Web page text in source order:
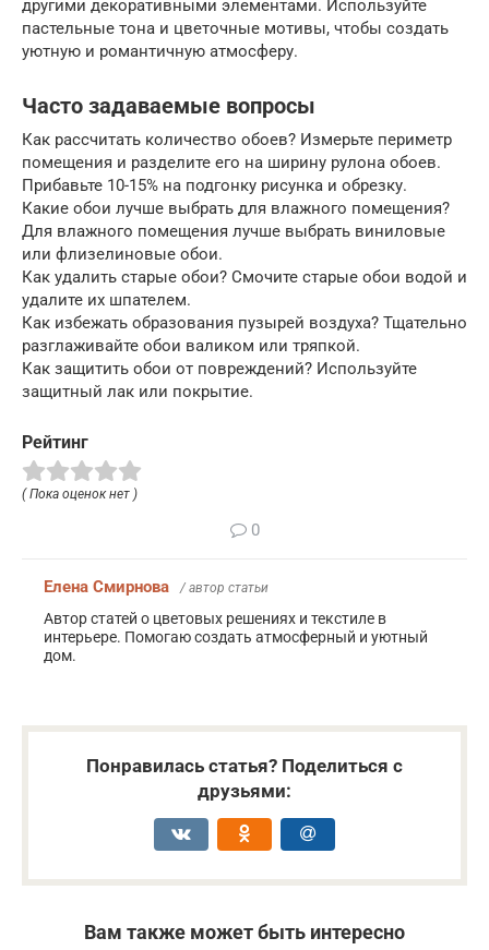
другими декоративными элементами. Используйте
пастельные тона и цветочные мотивы, чтобы создать
уютную и романтичную атмосферу.
Часто задаваемые вопросы
Как рассчитать количество обоев? Измерьте периметр
помещения и разделите его на ширину рулона обоев.
Прибавьте 10-15% на подгонку рисунка и обрезку.
Какие обои лучше выбрать для влажного помещения?
Для влажного помещения лучше выбрать виниловые
или флизелиновые обои.
Как удалить старые обои? Смочите старые обои водой и
удалите их шпателем.
Как избежать образования пузырей воздуха? Тщательно
разглаживайте обои валиком или тряпкой.
Как защитить обои от повреждений? Используйте
защитный лак или покрытие.
Рейтинг
( Пока оценок нет )
0
Елена Смирнова / автор статьи
Автор статей о цветовых решениях и текстиле в
интерьере. Помогаю создать атмосферный и уютный
дом.
Понравилась статья? Поделиться с
друзьями:
Вам также может быть интересно